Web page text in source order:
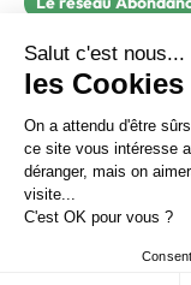
Sur LinkedIn
Sur X
Newsletter
Réacteur
alfie formation